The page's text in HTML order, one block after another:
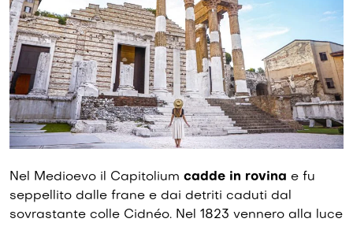
Nel Medioevo il Capitolium cadde in rovina e fu
seppellito dalle frane e dai detriti caduti dal
sovrastante colle Cidnéo. Nel 1823 vennero alla luce